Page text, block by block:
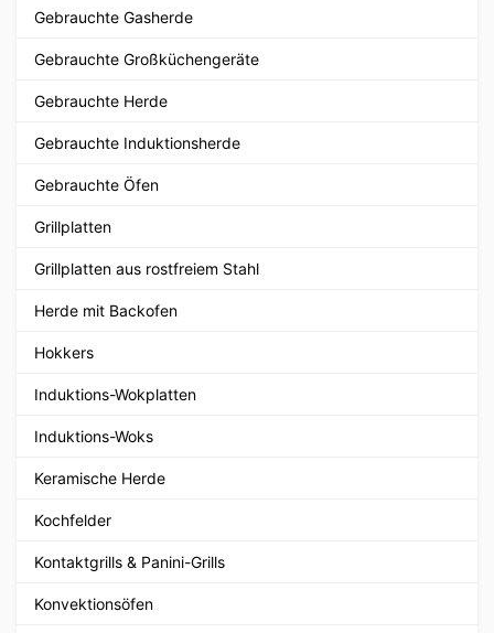
Gebrauchte Gasherde
Gebrauchte Großküchengeräte
Gebrauchte Herde
Gebrauchte Induktionsherde
Gebrauchte Öfen
Grillplatten
Grillplatten aus rostfreiem Stahl
Herde mit Backofen
Hokkers
Induktions-Wokplatten
Induktions-Woks
Keramische Herde
Kochfelder
Kontaktgrills & Panini-Grills
Konvektionsöfen